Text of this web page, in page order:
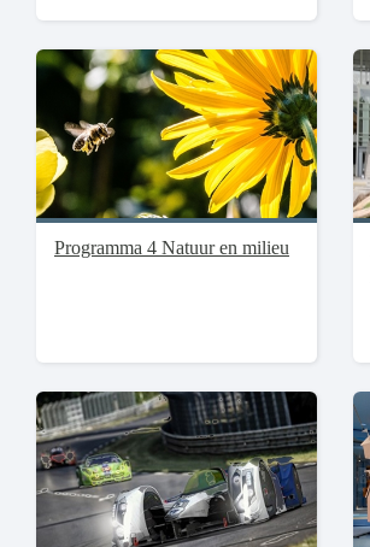
Programma 4 Natuur en milieu